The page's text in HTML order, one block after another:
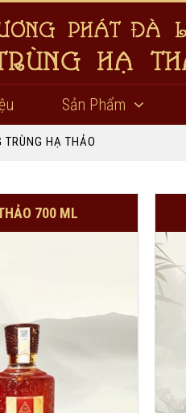
Sản Phẩm
TRÙNG HẠ THẢO
700 ML